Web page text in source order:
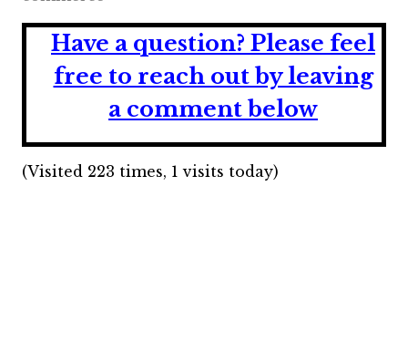
Have a question? Please feel
free to reach out by leaving
a comment below
(Visited 223 times, 1 visits today)